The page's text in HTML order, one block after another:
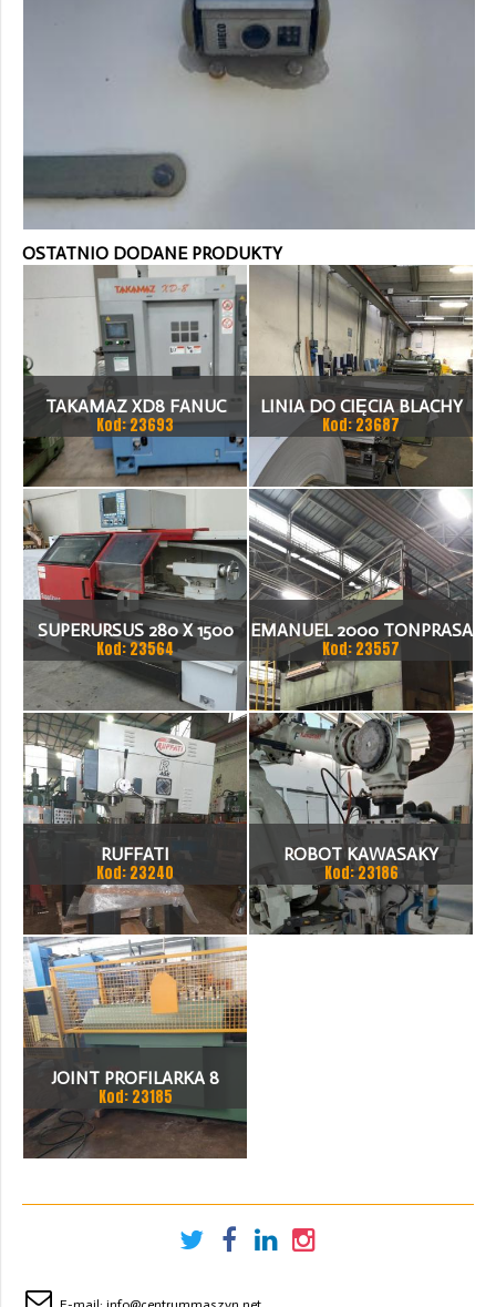
OSTATNIO DODANE PRODUKTY
TAKAMAZ XD8 FANUC
21ITA TOKARKA CNC
Kod: 23693
LINIA DO CIĘCIA BLACHY
1.500 X 1,5 (2,5) MM
Kod: 23687
SUPERURSUS 280 X 1500
TOKARKA
Kod: 23564
EMANUEL 2000 TONPRASA
HYDRAULICZNA 3200 X
2000
Kod: 23557
RUFFATI
Kod: 23240
ROBOT KAWASAKY
Kod: 23186
JOINT PROFILARKA 8
STACJI
Kod: 23185